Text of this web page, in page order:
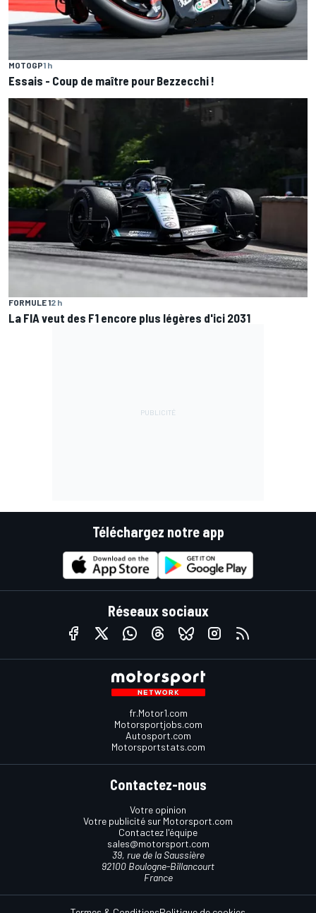
MOTOGP1 h
Essais - Coup de maître pour Bezzecchi !
FORMULE 12 h
La FIA veut des F1 encore plus légères d'ici 2031
Téléchargez notre app
Réseaux sociaux
fr.Motor1.com
Motorsportjobs.com
Autosport.com
Motorsportstats.com
Contactez-nous
Votre opinion
Votre publicité sur Motorsport.com
Contactez l'équipe
sales@motorsport.com
39, rue de la Saussière
92100 Boulogne-Billancourt
France